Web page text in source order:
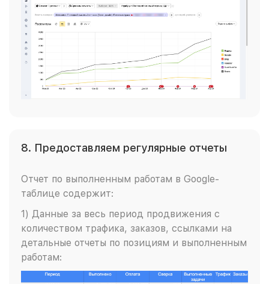
8. Предоставляем регулярные отчеты
Отчет по выполненным работам в Google-
таблице содержит:
1) Данные за весь период продвижения с
количеством трафика, заказов, ссылками на
детальные отчеты по позициям и выполненным
работам: